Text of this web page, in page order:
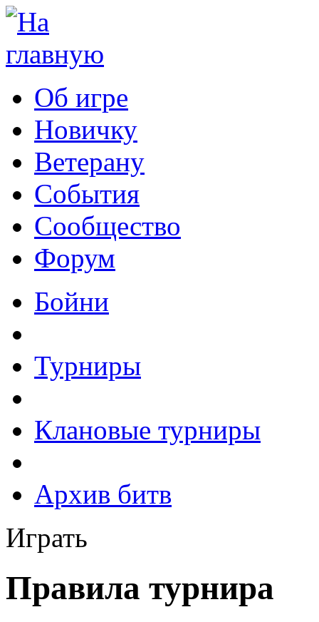
Об игре
Новичку
Ветерану
События
Сообщество
Форум
Бойни
Турниры
Клановые турниры
Архив битв
Играть
Правила турнира